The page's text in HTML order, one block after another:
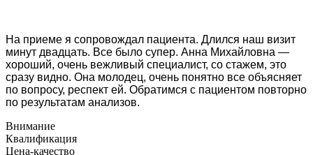
На приеме я сопровождал пациента. Длился наш визит
минут двадцать. Все было супер. Анна Михайловна —
хороший, очень вежливый специалист, со стажем, это
сразу видно. Она молодец, очень понятно все объясняет
по вопросу, респект ей. Обратимся с пациентом повторно
по результатам анализов.
Внимание
Квалификация
Цена-качество